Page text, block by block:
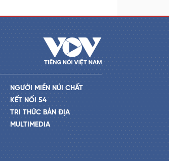
NGƯỜI MIỀN NÚI CHẤT
KẾT NỐI 54
TRI THỨC BẢN ĐỊA
MULTIMEDIA